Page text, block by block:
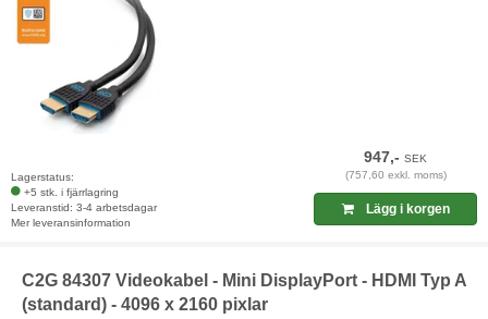
Lagerstatus:
+5 stk. i fjärrlagring
Leveranstid: 3-4 arbetsdagar
Mer leveransinformation
947,-SEK
(757,60 exkl. moms)
Lägg i korgen
C2G 84307 Videokabel - Mini DisplayPort - HDMI Typ A
(standard) - 4096 x 2160 pixlar